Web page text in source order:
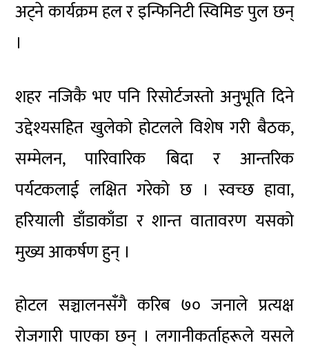
अट्ने कार्यक्रम हल र इन्फिनिटी स्विमिङ पुल छन्
।
शहर नजिकै भए पनि रिसोर्टजस्तो अनुभूति दिने
उद्देश्यसहित खुलेको होटलले विशेष गरी बैठक,
सम्मेलन, पारिवारिक बिदा र आन्तरिक
पर्यटकलाई लक्षित गरेको छ । स्वच्छ हावा,
हरियाली डाँडाकाँडा र शान्त वातावरण यसको
मुख्य आकर्षण हुन् ।
होटल सञ्चालनसँगै करिब ७० जनाले प्रत्यक्ष
रोजगारी पाएका छन् । लगानीकर्ताहरूले यसले